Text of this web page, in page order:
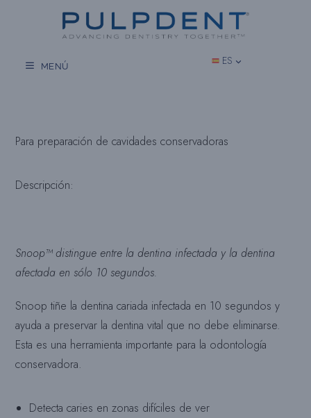
MENÚ ES
Para preparación de cavidades conservadoras
Descripción:
Snoop™ distingue entre la dentina infectada y la dentina
afectada en sólo 10 segundos.
Snoop tiñe la dentina cariada infectada en 10 segundos y
ayuda a preservar la dentina vital que no debe eliminarse.
Esta es una herramienta importante para la odontología
conservadora.
Detecta caries en zonas difíciles de ver